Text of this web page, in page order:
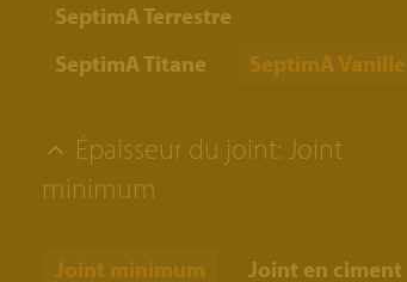
SeptimA Terrestre
SeptimA Titane
SeptimA Vanille
Épaisseur du joint: Joint
minimum
Joint minimum Joint en ciment